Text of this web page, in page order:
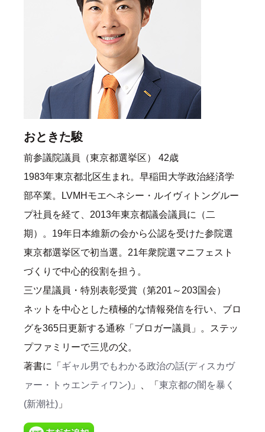
おときた駿
前参議院議員（東京都選挙区） 42歳
1983年東京都北区生まれ。早稲田大学政治経済学
部卒業。LVMHモエヘネシー・ルイヴィトングルー
プ社員を経て、2013年東京都議会議員に（二
期）。19年日本維新の会から公認を受けた参院選
東京都選挙区で初当選。21年衆院選マニフェスト
づくりで中心的役割を担う。
三ツ星議員・特別表彰受賞（第201～203国会）
ネットを中心とした積極的な情報発信を行い、ブロ
グを365日更新する通称「ブロガー議員」。ステッ
プファミリーで三児の父。
著書に「 ギャル男でもわかる政治の話(ディスカヴ
ァー・トゥエンティワン) 」、「 東京都の闇を暴く
(新潮社) 」